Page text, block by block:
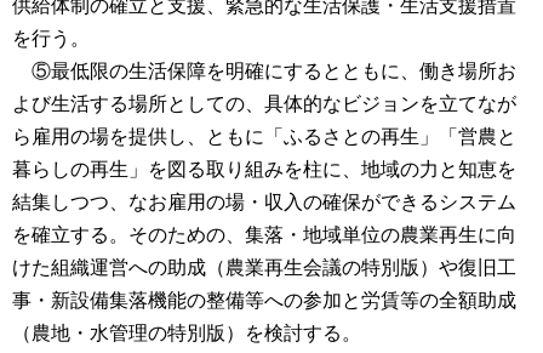
供給体制の確立と支援、緊急的な生活保護・生活支援措置
を行う。
⑤最低限の生活保障を明確にするとともに、働き場所お
よび生活する場所としての、具体的なビジョンを立てなが
ら雇用の場を提供し、ともに「ふるさとの再生」「営農と
暮らしの再生」を図る取り組みを柱に、地域の力と知恵を
結集しつつ、なお雇用の場・収入の確保ができるシステム
を確立する。そのための、集落・地域単位の農業再生に向
けた組織運営への助成（農業再生会議の特別版）や復旧工
事・新設備集落機能の整備等への参加と労賃等の全額助成
（農地・水管理の特別版）を検討する。